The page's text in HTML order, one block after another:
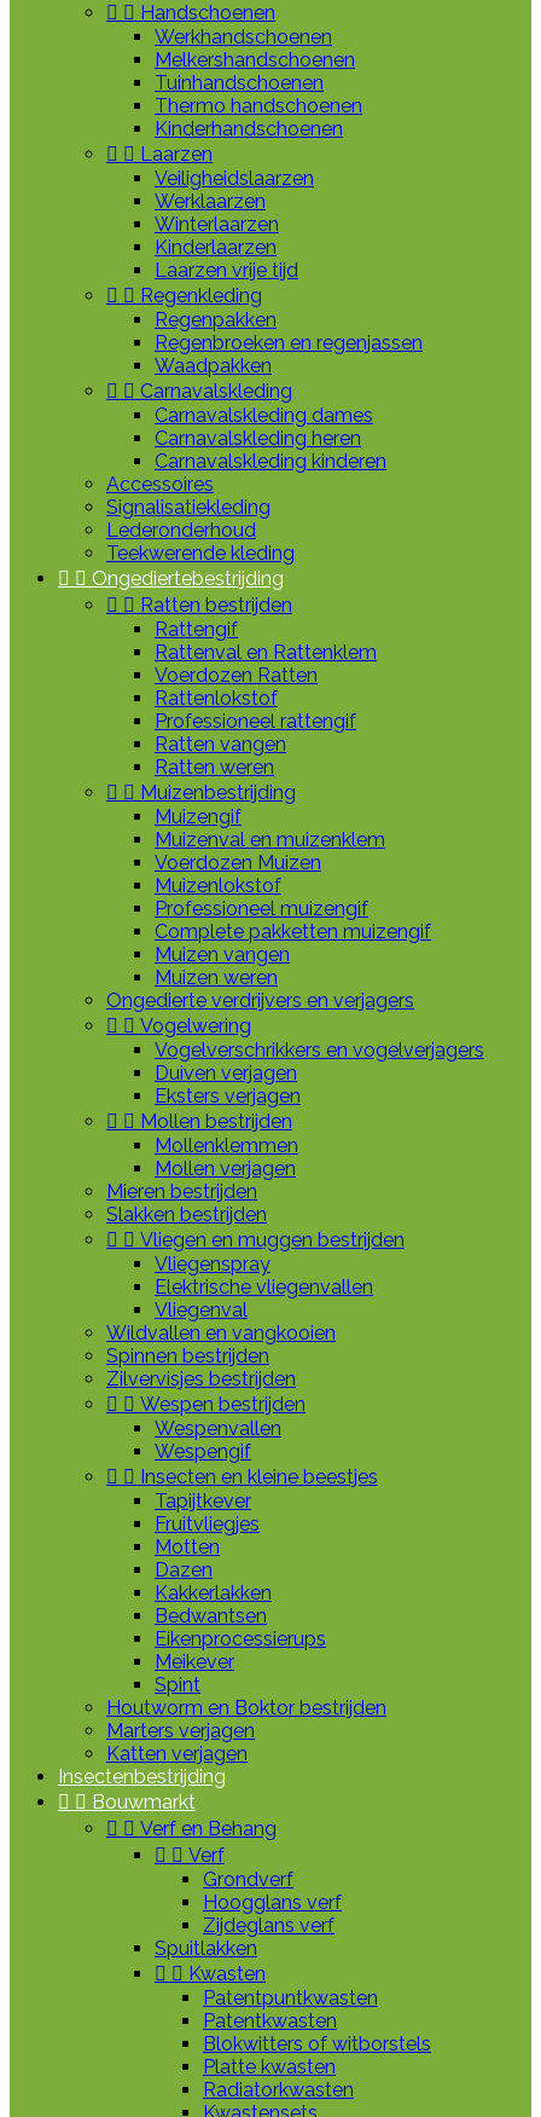
  Handschoenen
Werkhandschoenen
Melkershandschoenen
Tuinhandschoenen
Thermo handschoenen
Kinderhandschoenen
  Laarzen
Veiligheidslaarzen
Werklaarzen
Winterlaarzen
Kinderlaarzen
Laarzen vrije tijd
  Regenkleding
Regenpakken
Regenbroeken en regenjassen
Waadpakken
  Carnavalskleding
Carnavalskleding dames
Carnavalskleding heren
Carnavalskleding kinderen
Accessoires
Signalisatiekleding
Lederonderhoud
Teekwerende kleding
  Ongediertebestrijding
  Ratten bestrijden
Rattengif
Rattenval en Rattenklem
Voerdozen Ratten
Rattenlokstof
Professioneel rattengif
Ratten vangen
Ratten weren
  Muizenbestrijding
Muizengif
Muizenval en muizenklem
Voerdozen Muizen
Muizenlokstof
Professioneel muizengif
Complete pakketten muizengif
Muizen vangen
Muizen weren
Ongedierte verdrijvers en verjagers
  Vogelwering
Vogelverschrikkers en vogelverjagers
Duiven verjagen
Eksters verjagen
  Mollen bestrijden
Mollenklemmen
Mollen verjagen
Mieren bestrijden
Slakken bestrijden
  Vliegen en muggen bestrijden
Vliegenspray
Elektrische vliegenvallen
Vliegenval
Wildvallen en vangkooien
Spinnen bestrijden
Zilvervisjes bestrijden
  Wespen bestrijden
Wespenvallen
Wespengif
  Insecten en kleine beestjes
Tapijtkever
Fruitvliegjes
Motten
Dazen
Kakkerlakken
Bedwantsen
Eikenprocessierups
Meikever
Spint
Houtworm en Boktor bestrijden
Marters verjagen
Katten verjagen
Insectenbestrijding
  Bouwmarkt
  Verf en Behang
  Verf
Grondverf
Hoogglans verf
Zijdeglans verf
Spuitlakken
  Kwasten
Patentpuntkwasten
Patentkwasten
Blokwitters of witborstels
Platte kwasten
Radiatorkwasten